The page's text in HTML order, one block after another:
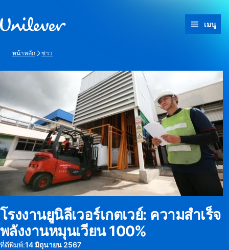
เมนู
หน้าหลัก ข่าว
โรงงานยูนิลีเวอร์เกตเวย์: ความสำเร็จ
พลังงานหมุนเวียน 100%
ที่ตีพิมพ์:14 มิถุนายน 2567